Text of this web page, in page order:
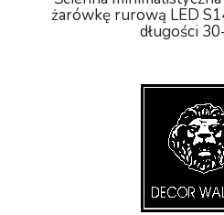
żarówkę rurową LED
długości